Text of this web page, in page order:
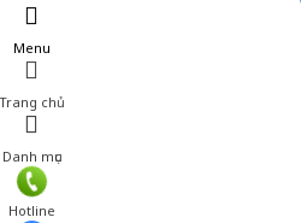
Menu
Trang chủ
Danh mục
Hotline